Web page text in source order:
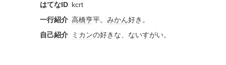
はてなID kcrt
一行紹介 高橋亨平。 みかん好き。
自己紹介
ミカンの好きな、ないすがい。